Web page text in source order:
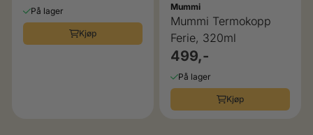
På lager
Kjøp
Mummi
Mummi Termokopp
Ferie, 320ml
499,-
På lager
Kjøp